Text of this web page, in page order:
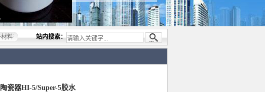
有限公司，专业代理与开发电子与胶粘产品， 美国道康宁(DOW CORNING)硅胶.RTV硅胶，
站内搜索：
瓷器HI-5/Super-5胶水